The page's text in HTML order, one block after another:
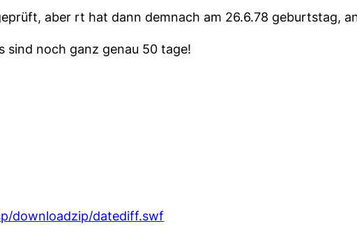
aber rt hat dann demnach am 26.6.78 geburtstag,
sind noch ganz genau 50 tage!
downloadzip/datediff.swf